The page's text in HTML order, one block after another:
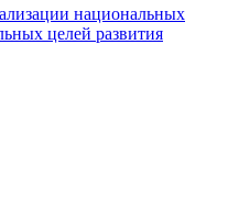
национальных
целей развития